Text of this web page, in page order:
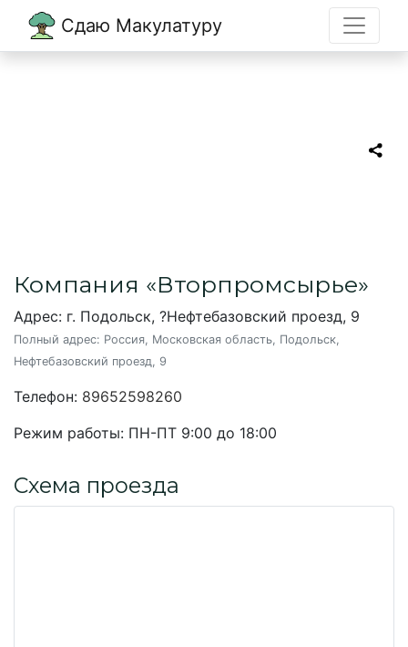
Сдаю Макулатуру
Компания «Вторпромсырье»
Адрес: г. Подольск, ?Нефтебазовский проезд, 9
Полный адрес: Россия, Московская область, Подольск,
Нефтебазовский проезд, 9
Телефон: 89652598260
Режим работы: ПН-ПТ 9:00 до 18:00
Схема проезда